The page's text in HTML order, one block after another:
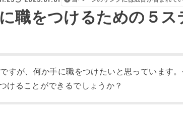
職をつけるための５ス
すが、何か手に職をつけたいと思っています
けることができるでしょうか？